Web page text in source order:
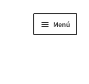
Menú